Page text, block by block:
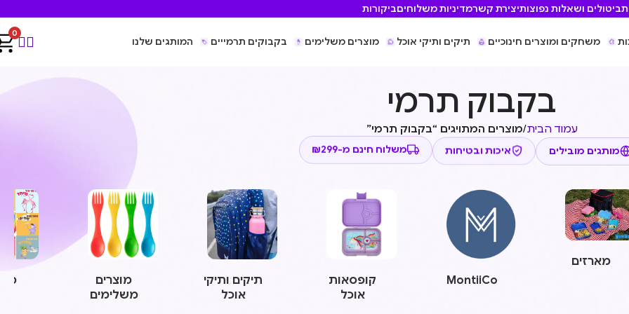
ביטולים ושאלות נפוצותיצירת קשרמדיניות משלוחיםביקורות
משחקים ומוצרים חינוכיים תיקים ותיקי אוכל מוצרים משלימים בקבוקים תרמייים המותגים שלנו
0
בקבוק תרמי
עמוד הבית/מוצרים המתויגים “בקבוק תרמי”
מותגים מובילים איכות ובטיחות משלוח חינם מ-₪299
מארזים
MontiiCo
קופסאות
אוכל
תיקים ותיקי
אוכל
מוצרים
משלימים